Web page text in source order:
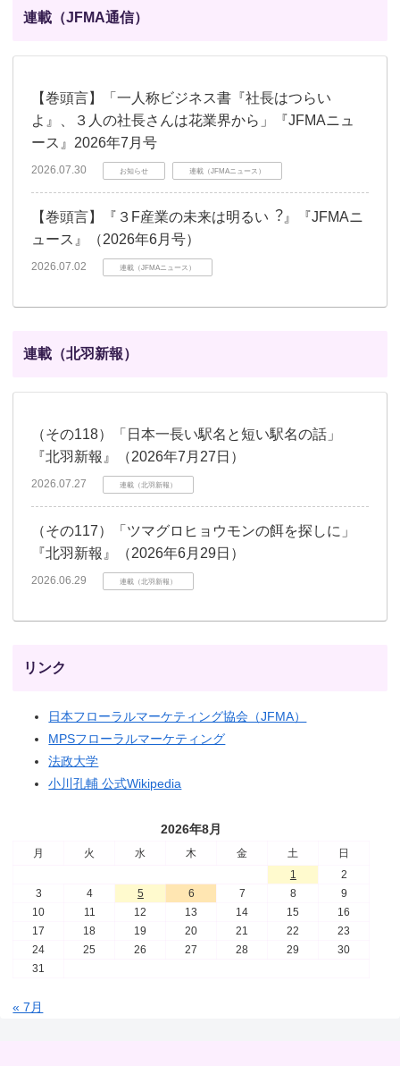
連載（JFMA通信）
【巻頭言】「一人称ビジネス書『社長はつらい
よ』、３人の社長さんは花業界から」『JFMAニュ
ース』2026年7月号
2026.07.30 お知らせ 連載（JFMAニュース）
【巻頭言】『３F産業の未来は明るい︖』『JFMAニ
ュース』（2026年6月号）
2026.07.02 連載（JFMAニュース）
連載（北羽新報）
（その118）「日本一長い駅名と短い駅名の話」
『北羽新報』（2026年7月27日）
2026.07.27 連載（北羽新報）
（その117）「ツマグロヒョウモンの餌を探しに」
『北羽新報』（2026年6月29日）
2026.06.29 連載（北羽新報）
リンク
日本フローラルマーケティング協会（JFMA）
MPSフローラルマーケティング
法政大学
小川孔輔 公式Wikipedia
2026年8月
月 火 水 木 金 土
日
1
2
3
4 5 6 7 8
9
10
11 12 13 14 15
16
17
18 19 20 21 22
23
24
25 26 27 28 29
30
31
« 7月